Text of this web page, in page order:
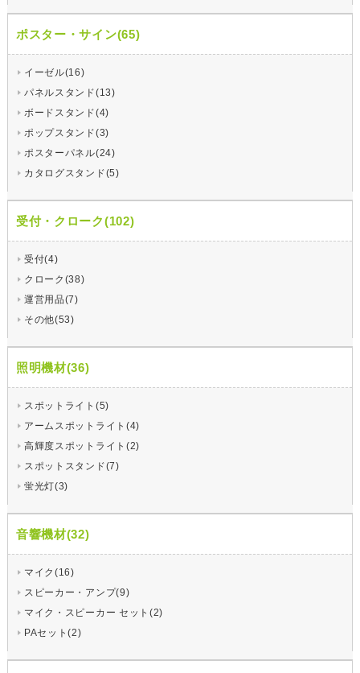
ポスター・サイン(65)
イーゼル(16)
パネルスタンド(13)
ボードスタンド(4)
ポップスタンド(3)
ポスターパネル(24)
カタログスタンド(5)
受付・クローク(102)
受付(4)
クローク(38)
運営用品(7)
その他(53)
照明機材(36)
スポットライト(5)
アームスポットライト(4)
高輝度スポットライト(2)
スポットスタンド(7)
蛍光灯(3)
音響機材(32)
マイク(16)
スピーカー・アンプ(9)
マイク・スピーカー セット(2)
PAセット(2)